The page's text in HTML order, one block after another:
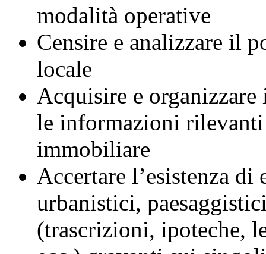
modalità operative
Censire e analizzare il
locale
Acquisire e
le informazioni
immobiliare
Accertare l’esistenza
urbanistici,
(trascrizioni, ipoteche,